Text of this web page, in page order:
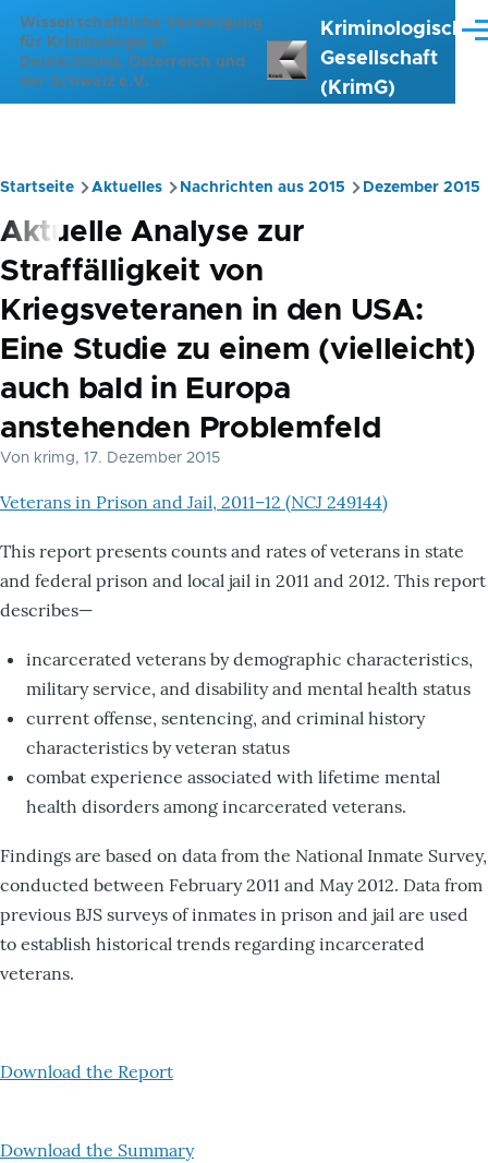
Direkt zum Inhalt
Wissenschaftliche Vereinigung
für Kriminologie in
Deutschland, Österreich und
der Schweiz e.V.
Kriminologische
Gesellschaft
(KrimG)
Pfadnavigation
Startseite Aktuelles Nachrichten aus 2015 Dezember 2015
Aktuelle Analyse zur
Straffälligkeit von
Kriegsveteranen in den USA:
Eine Studie zu einem (vielleicht)
auch bald in Europa
anstehenden Problemfeld
Von krimg, 17. Dezember 2015
Veterans in Prison and Jail, 2011–12 (NCJ 249144)
This report presents counts and rates of veterans in state
and federal prison and local jail in 2011 and 2012. This report
describes—
incarcerated veterans by demographic characteristics,
military service, and disability and mental health status
current offense, sentencing, and criminal history
characteristics by veteran status
combat experience associated with lifetime mental
health disorders among incarcerated veterans.
Findings are based on data from the National Inmate Survey,
conducted between February 2011 and May 2012. Data from
previous BJS surveys of inmates in prison and jail are used
to establish historical trends regarding incarcerated
veterans.
Download the Report
Download the Summary